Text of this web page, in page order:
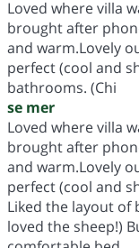
Loved where villa
brought after
and warm.Lovely
perfect (cool and
bathrooms. (Chi
se mer
Loved where villa
brought after
and warm.Lovely
perfect (cool and
Liked the layout
loved the sheep!)